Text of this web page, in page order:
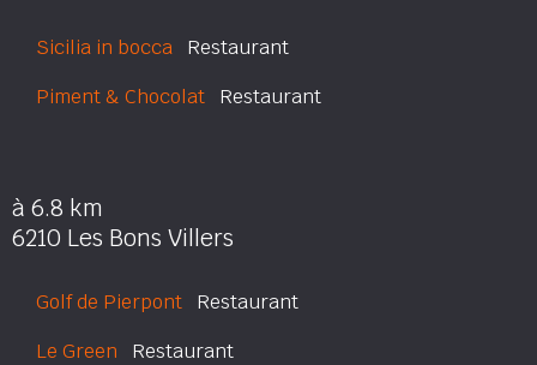
Sicilia in bocca Restaurant
Piment & Chocolat Restaurant
à 6.8 km
6210 Les Bons Villers
Golf de Pierpont Restaurant
Le Green Restaurant